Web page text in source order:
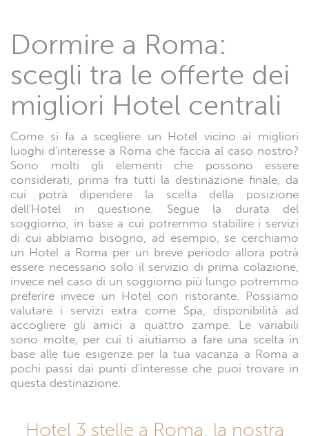
Dormire a Roma:
scegli tra le offerte dei
migliori Hotel centrali
Come si fa a scegliere un Hotel vicino ai migliori
luoghi d'interesse a Roma che faccia al caso nostro?
Sono molti gli elementi che possono essere
considerati, prima fra tutti la destinazione finale, da
cui potrà dipendere la scelta della posizione
dell'Hotel in questione. Segue la durata del
soggiorno, in base a cui potremmo stabilire i servizi
di cui abbiamo bisogno, ad esempio, se cerchiamo
un Hotel a Roma per un breve periodo allora potrà
essere necessario solo il servizio di prima colazione,
invece nel caso di un soggiorno più lungo potremmo
preferire invece un Hotel con ristorante. Possiamo
valutare i servizi extra come Spa, disponibilità ad
accogliere gli amici a quattro zampe. Le variabili
sono molte, per cui ti aiutiamo a fare una scelta in
base alle tue esigenze per la tua vacanza a Roma a
pochi passi dai punti d'interesse che puoi trovare in
questa destinazione.
Hotel 3 stelle a Roma, la nostra